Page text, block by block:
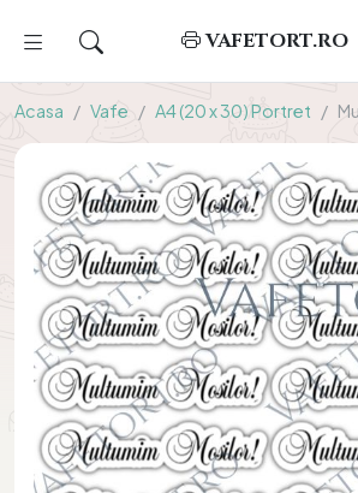
VAFETORT.RO
Acasa Vafe A4 (20 x 30) Portret